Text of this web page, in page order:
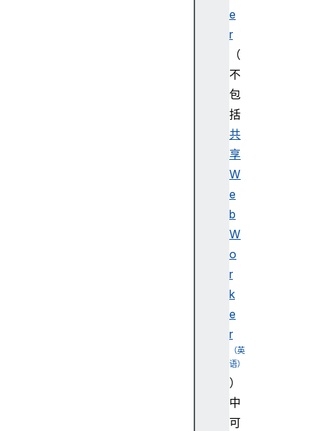
e
r
（
不
包
括
共
享
W
e
b
W
o
r
k
e
r
）
中
可